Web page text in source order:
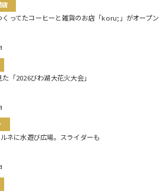
店
くってたコーヒーと雑貨のお店「koru;」がオープン
「2026びわ湖大花火大会」
ネに水遊び広場。スライダーも